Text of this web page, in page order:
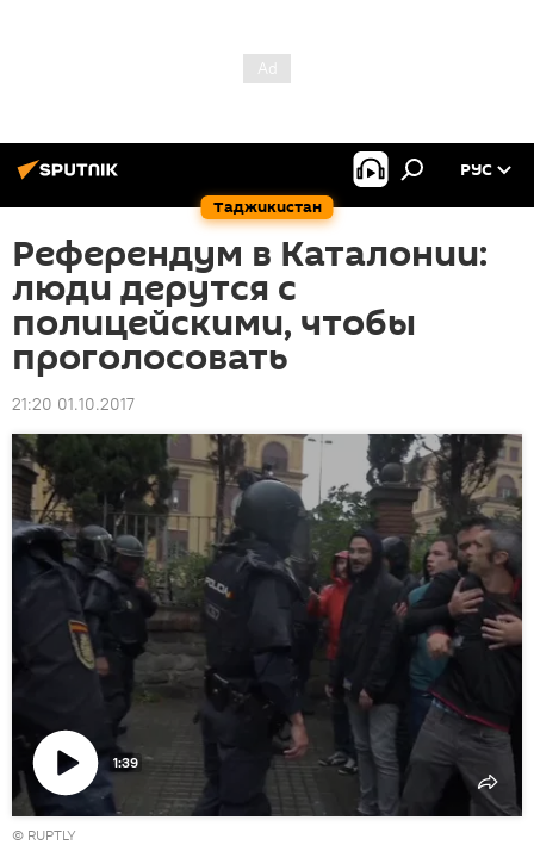
Таджикистан
РУС
Референдум в Каталонии:
люди дерутся с
полицейскими, чтобы
проголосовать
21:20 01.10.2017
Воспроизвести
видео
1:39
© RUPTLY